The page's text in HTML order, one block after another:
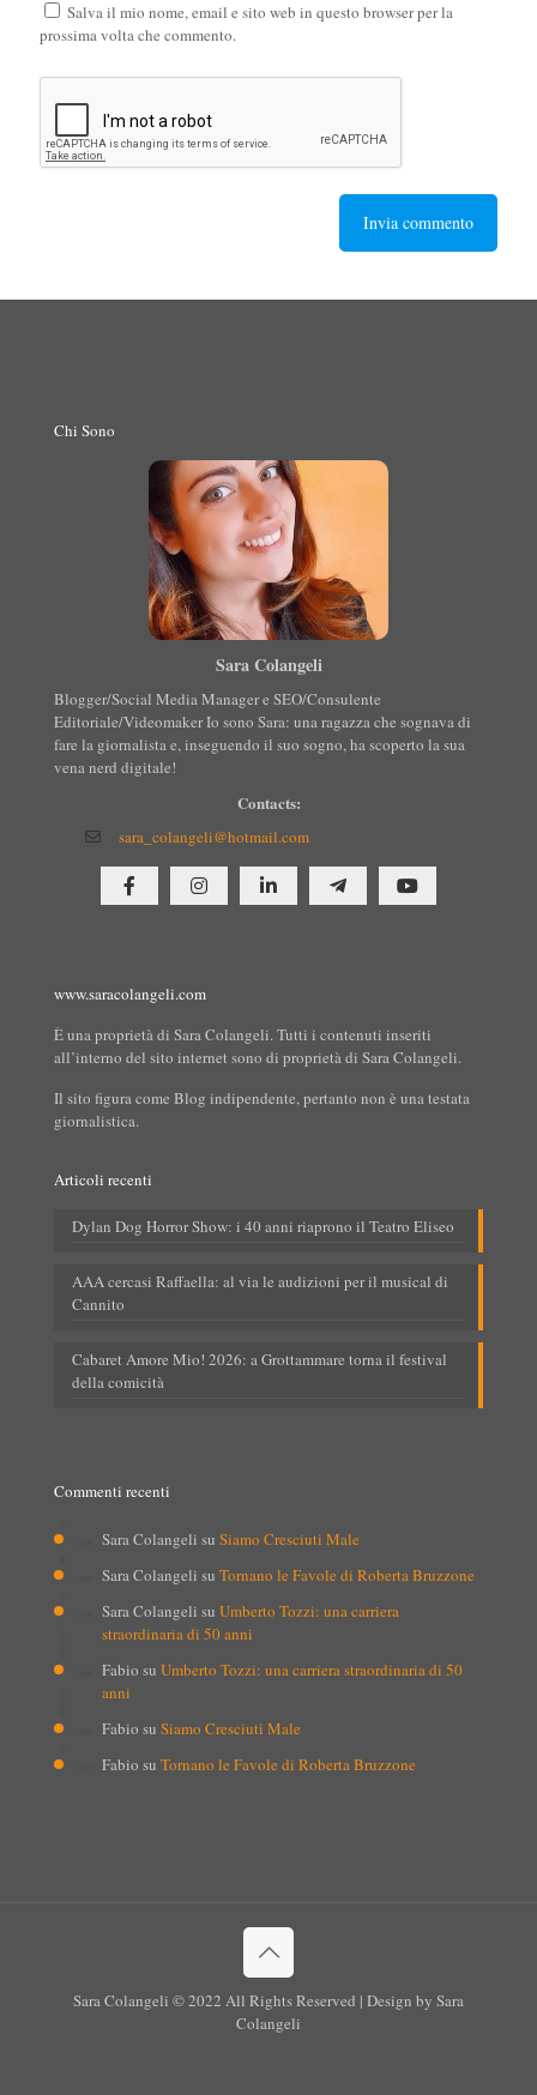
Salva il mio nome, email e sito web in questo browser per la
prossima volta che commento.
Chi Sono
Sara Colangeli
Blogger/Social Media Manager e SEO/Consulente
Editoriale/Videomaker Io sono Sara: una ragazza che sognava di
fare la giornalista e, inseguendo il suo sogno, ha scoperto la sua
vena nerd digitale!
Contacts:
sara_colangeli@hotmail.com
www.saracolangeli.com
È una proprietà di Sara Colangeli. Tutti i contenuti inseriti
all’interno del sito internet sono di proprietà di Sara Colangeli.
Il sito figura come Blog indipendente, pertanto non è una testata
giornalistica.
Articoli recenti
Dylan Dog Horror Show: i 40 anni riaprono il Teatro Eliseo
AAA cercasi Raffaella: al via le audizioni per il musical di
Cannito
Cabaret Amore Mio! 2026: a Grottammare torna il festival
della comicità
Commenti recenti
Sara Colangeli su Siamo Cresciuti Male
Sara Colangeli su Tornano le Favole di Roberta Bruzzone
Sara Colangeli su Umberto Tozzi: una carriera
straordinaria di 50 anni
Fabio su Umberto Tozzi: una carriera straordinaria di 50
anni
Fabio su Siamo Cresciuti Male
Fabio su Tornano le Favole di Roberta Bruzzone
Sara Colangeli © 2022 All Rights Reserved | Design by Sara
Colangeli